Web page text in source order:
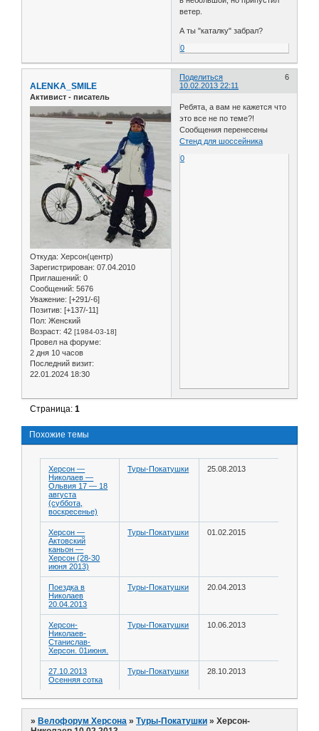
ветер.
А ты "каталку" забрал?
0
Поделиться
6
10.02.2013 22:11
ALENKA_SMILE
Активист - писатель
Откуда: Херсон(центр)
Зарегистрирован: 07.04.2010
Приглашений: 0
Сообщений: 5676
Уважение: [+291/-6]
Позитив: [+137/-11]
Пол: Женский
Возраст: 42 [1984-03-18]
Провел на форуме:
2 дня 10 часов
Последний визит:
22.01.2024 18:30
Ребята, а вам не кажется что
это все не по теме?!
Сообщения перенесены
Стенд для шоссейника
0
Страница:1
Похожие темы
Херсон —
Николаев —
Ольвия 17 — 18
августа
(суббота,
воскресенье)
Туры-Покатушки 25.08.2013
Херсон —
Актовский
каньон —
Херсон (28-30
июня 2013)
Туры-Покатушки 01.02.2015
Поездка в
Николаев
20.04.2013
Туры-Покатушки 20.04.2013
Херсон-
Николаев-
Станислав-
Херсон. 01июня.
Туры-Покатушки 10.06.2013
27.10.2013
Осенняя сотка
Туры-Покатушки 28.10.2013
» Велофорум Херсона »Туры-Покатушки »Херсон-